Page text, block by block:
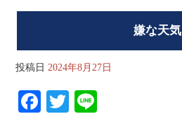
嫌な天気
投稿日 2024年8月27日
Fa T